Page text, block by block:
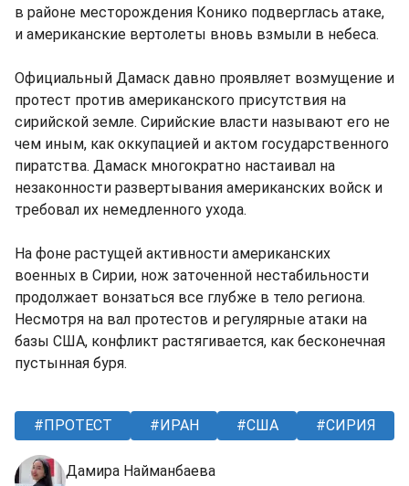
в районе месторождения Конико подверглась атаке,
и американские вертолеты вновь взмыли в небеса.
Официальный Дамаск давно проявляет возмущение и
протест против американского присутствия на
сирийской земле. Сирийские власти называют его не
чем иным, как оккупацией и актом государственного
пиратства. Дамаск многократно настаивал на
незаконности развертывания американских войск и
требовал их немедленного ухода.
На фоне растущей активности американских
военных в Сирии, нож заточенной нестабильности
продолжает вонзаться все глубже в тело региона.
Несмотря на вал протестов и регулярные атаки на
базы США, конфликт растягивается, как бесконечная
пустынная буря.
ПРОТЕСТ ИРАН США СИРИЯ
Дамира Найманбаева